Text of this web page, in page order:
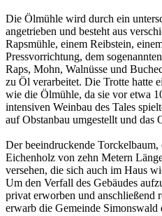
Die Ölmühle wird durch ein
angetrieben und besteht aus
Rapsmühle, einem Reibstein,
Pressvorrichtung, dem
Raps, Mohn, Walnüsse und
zu Öl verarbeitet. Die Trotte hatte
wie die Ölmühle, da sie vor etwa
intensiven Weinbau des Tales
auf Obstanbau umgestellt und das
Der beeindruckende Torckelbaum,
Eichenholz von zehn Metern
versehen, die sich auch im Haus
Um den Verfall des Gebäudes
privat erworben und anschließend
erwarb die Gemeinde